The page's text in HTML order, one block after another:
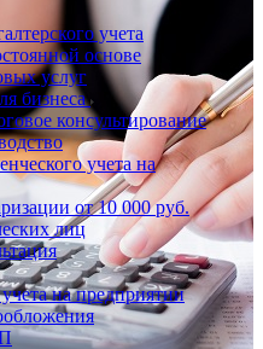
учета
основе
услуг
бизнеса
консультирование
учета на
от 10 000 руб.
лиц
на предприятии